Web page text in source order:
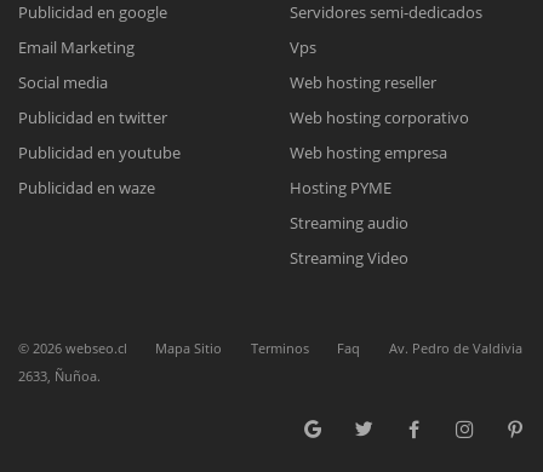
Reunión online
Nuestros ejecutivos le enviarán un correo electrónico con el enlace a
Cotización
Complete el formulario y nos contactaremos a la brevedad.
Chat Online
Todos nuestros ejecutivos están fuera de línea. Complete el formulario
para enviarnos un correo electrónico con sus datos personales.
Publicidad en google
Email Marketing
Social media
Publicidad en twitter
Publicidad en youtube
Publicidad en waze
Servidores semi-dedicados
Vps
Web hosting reseller
Web hosting corporativo
Web hosting empresa
Hosting PYME
Streaming audio
Streaming Video
© 2026 webseo.cl Mapa Sitio Terminos Faq
Av. Pedro de Valdivia
2633, Ñuñoa.